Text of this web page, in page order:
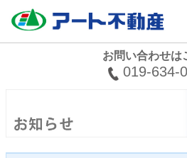
お問い合わせは
019-634-